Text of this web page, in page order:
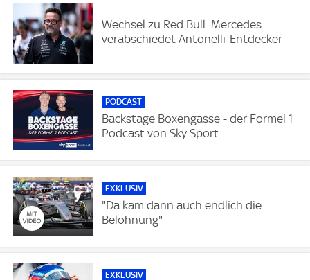
Wechsel zu Red Bull: Mercedes
verabschiedet Antonelli-Entdecker
PODCAST
Backstage Boxengasse - der Formel 1
Podcast von Sky Sport
EXKLUSIV
"Da kam dann auch endlich die
Belohnung"
EXKLUSIV